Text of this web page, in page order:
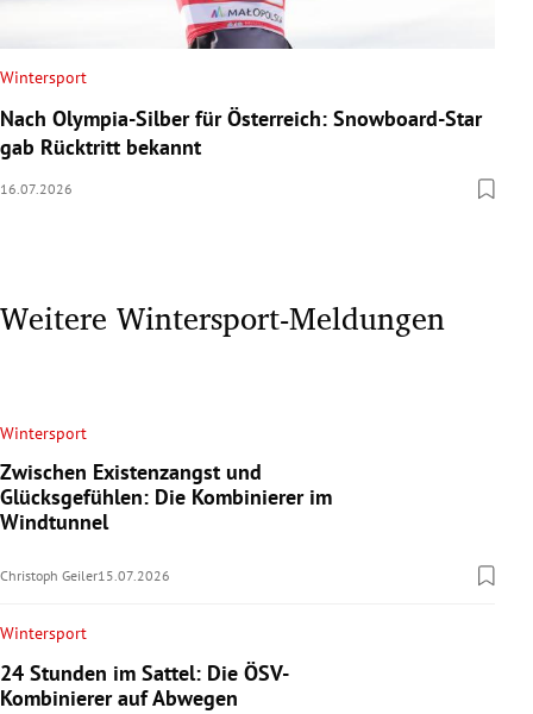
Wintersport
Nach Olympia-Silber für Österreich: Snowboard-Star
gab Rücktritt bekannt
16.07.2026
Weitere Wintersport-Meldungen
Wintersport
Zwischen Existenzangst und
Glücksgefühlen: Die Kombinierer im
Windtunnel
Christoph Geiler15.07.2026
Wintersport
24 Stunden im Sattel: Die ÖSV-
Kombinierer auf Abwegen